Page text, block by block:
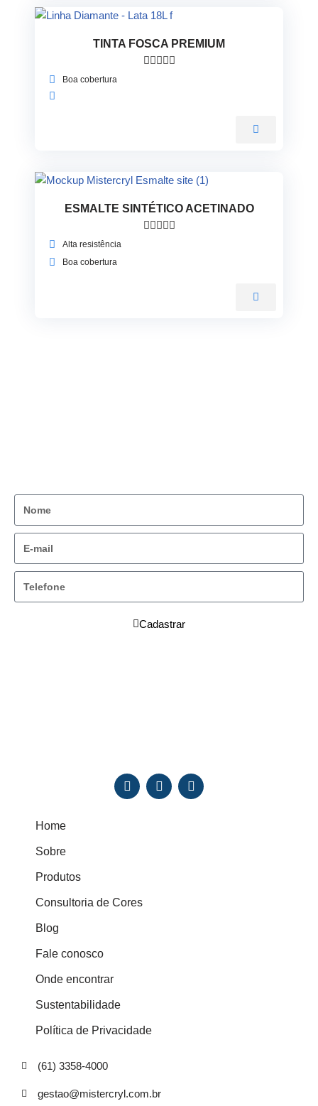
TINTA FOSCA PREMIUM

Boa cobertura
ESMALTE SINTÉTICO ACETINADO

Alta resistência
Boa cobertura
Cadastrar
Home
Sobre
Produtos
Consultoria de Cores
Blog
Fale conosco
Onde encontrar
Sustentabilidade
Política de Privacidade
(61) 3358-4000
gestao@mistercryl.com.br